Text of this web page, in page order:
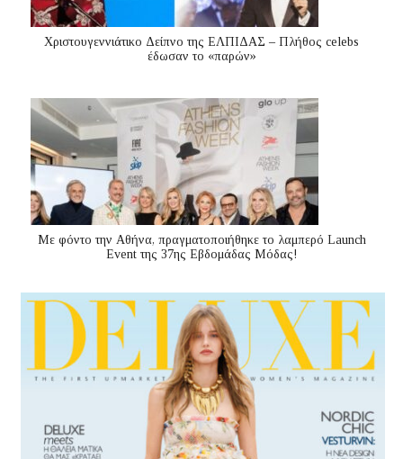
Χριστουγεννιάτικο Δείπνο της ΕΛΠΙΔΑΣ – Πλήθος celebs
έδωσαν το «παρών»
Με φόντο την Αθήνα, πραγματοποιήθηκε το λαμπερό Launch
Event της 37ης Εβδομάδας Μόδας!